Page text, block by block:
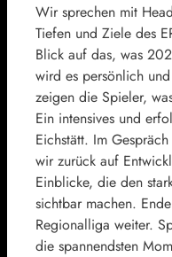
Wir sprechen mit
Tiefen und Ziele des
Blick auf das, was
wird es persönlich
zeigen die Spieler,
Ein intensives und
Eichstätt. Im
wir zurück auf
Einblicke, die den
sichtbar machen.
Regionalliga weiter.
die spannendsten